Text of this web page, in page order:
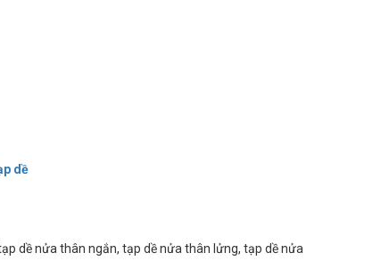
dề
dề nửa thân ngắn, tạp dề nửa thân lửng, tạp dề nửa